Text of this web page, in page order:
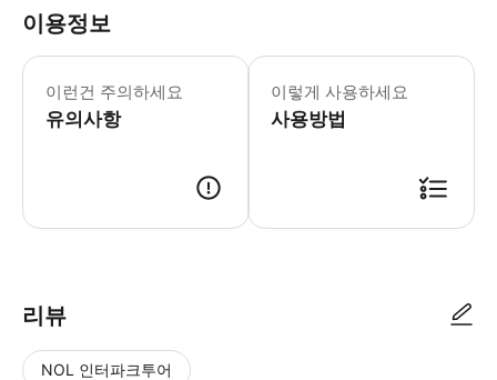
이용정보
이런건 주의하세요
유의사항
뮤지엄 스필클록 화요일-일요일:
* 시계, 뮤직 박스, 거리 오르간 등 독
이렇게 사용하세요
사용방법
리뷰
NOL 인터파크투어